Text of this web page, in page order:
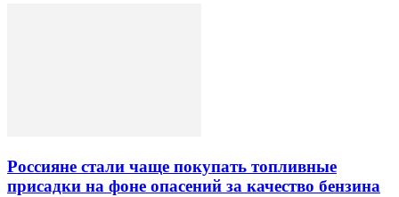
Россияне стали чаще покупать топливные
присадки на фоне опасений за качество бензина